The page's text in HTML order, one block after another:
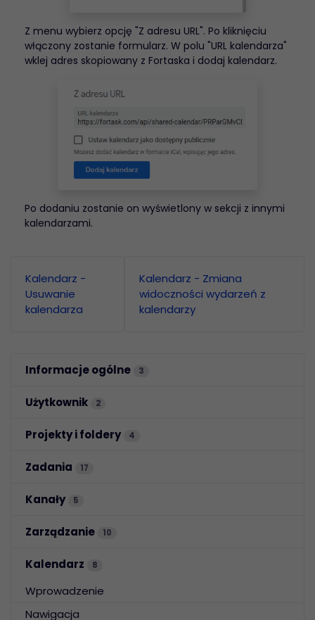
Informacje ogólne 3
Użytkownik 2
Projekty i foldery 4
Zadania 17
Kanały 5
Zarządzanie 10
Kalendarz 8
Wprowadzenie
Nawigacja
Z menu wybierz opcję "Z adresu URL". Po kliknięciu
włączony zostanie formularz. W polu "URL kalendarza"
wklej adres skopiowany z Fortaska i dodaj kalendarz.
Po dodaniu zostanie on wyświetlony w sekcji z innymi
kalendarzami.
Kalendarz -
Usuwanie
kalendarza
Kalendarz - Zmiana
widoczności wydarzeń z
kalendarzy